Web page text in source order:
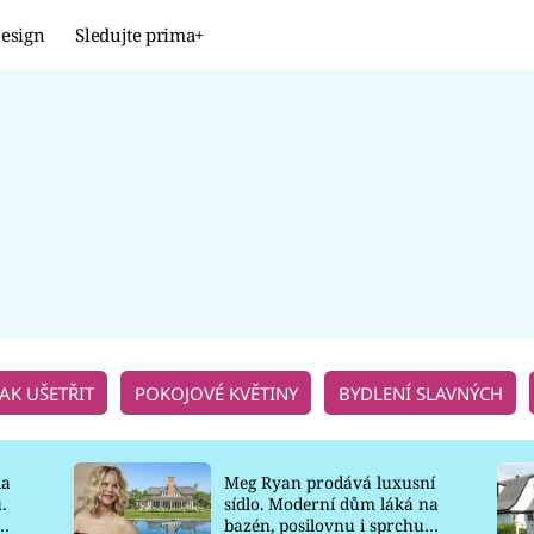
Sledujte prima+
UŠETŘIT POKOJOVÉ KVĚTINY BYDLENÍ SLAVNÝCH
Meg Ryan prodává luxusní
sídlo. Moderní dům láká na
bazén, posilovnu i sprchu